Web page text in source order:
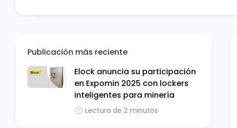
Publicación más reciente
Elock anuncia su participación
en Expomin 2025 con lockers
inteligentes para minería
Lectura de 2 minutos